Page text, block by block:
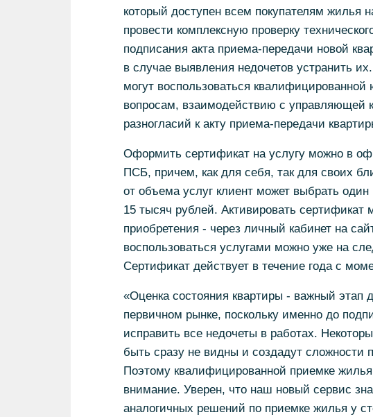
который доступен всем покупателям жилья
провести комплексную проверку
подписания акта приема-передачи новой
в случае выявления недочетов устранить
могут воспользоваться
вопросам, взаимодействию с управляющей
разногласий к акту приема-передачи
Оформить сертификат на услугу можно в
ПСБ, причем, как для себя, так для своих
от объема услуг клиент может выбрать
15 тысяч рублей. Активировать сертификат
приобретения - через личный кабинет на
воспользоваться услугами можно уже на
Сертификат действует в течение года с
«Оценка состояния квартиры - важный этап
первичном рынке, поскольку именно до
исправить все недочеты в работах.
быть сразу не видны и создадут сложности
Поэтому квалифицированной приемке
внимание. Уверен, что наш новый сервис
аналогичных решений по приемке жилья у